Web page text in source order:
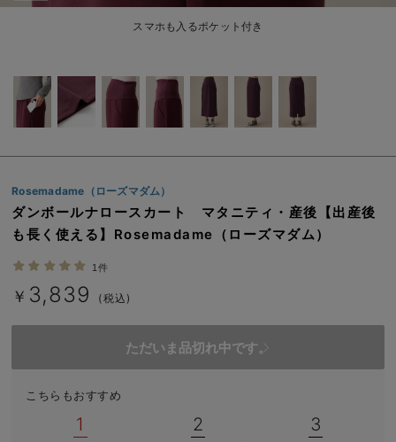
erbaviva（エルバビーバ）
ハレの日に着るANGELIEBEのセレモニー
買って正解！高評価レビューアイテム
親子コーデ｜ママとベビーにおすすめ！
便利な育児家電
Gift Selection 出産祝い
スマホも入るポケット付き
Rosemadame（ローズマダム）
ダンボールナロースカート マタニティ・産後【出産後
も長く使える】Rosemadame（ローズマダム）
1件
￥ 3,839 (税込)
ただいま品切れ中です。
こちらもおすすめ
1 2 3